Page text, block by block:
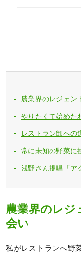
農業界のレジェ
やりたくて始めた
レストラン卸への
常に未知の野菜に
浅野さん提唱「ア
農業界のレ
会い
私がレストランへ野